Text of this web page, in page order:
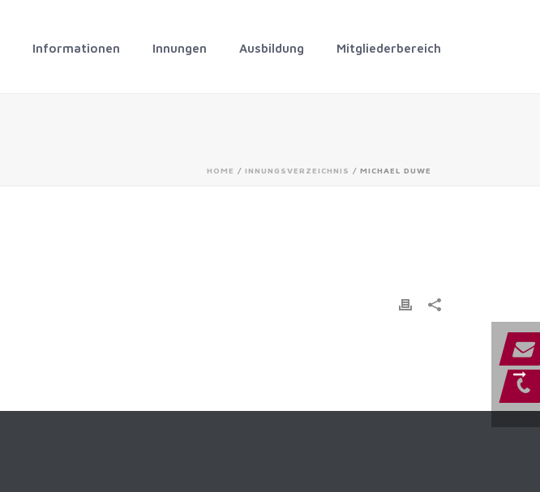
Informationen Innungen Ausbildung Mitgliederbereich
HOME / INNUNGSVERZEICHNIS / MICHAEL DUWE